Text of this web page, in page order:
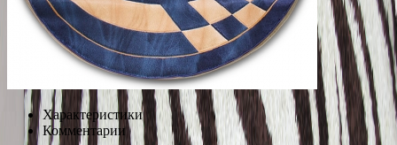
Характеристики
Комментарии